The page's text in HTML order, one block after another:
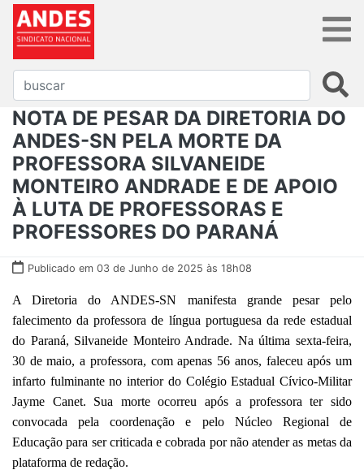
NOTA DE PESAR DA DIRETORIA DO
ANDES-SN PELA MORTE DA
PROFESSORA SILVANEIDE
MONTEIRO ANDRADE E DE APOIO
À LUTA DE PROFESSORAS E
PROFESSORES DO PARANÁ
Publicado em 03 de Junho de 2025 às 18h08
A Diretoria do ANDES-SN manifesta grande pesar pelo
falecimento da professora de língua portuguesa da rede estadual
do Paraná, Silvaneide Monteiro Andrade. Na última sexta-feira,
30 de maio, a professora, com apenas 56 anos, faleceu após um
infarto fulminante no interior do Colégio Estadual Cívico-Militar
Jayme Canet. Sua morte ocorreu após a professora ter sido
convocada pela coordenação e pelo Núcleo Regional de
Educação para ser criticada e cobrada por não atender as metas da
plataforma de redação.